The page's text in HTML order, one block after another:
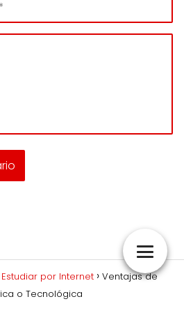
Estudiar por Internet
Ventajas de
o Tecnológica